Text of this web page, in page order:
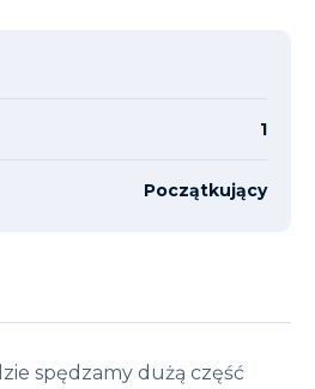
spędzamy dużą część
1
Początkujący